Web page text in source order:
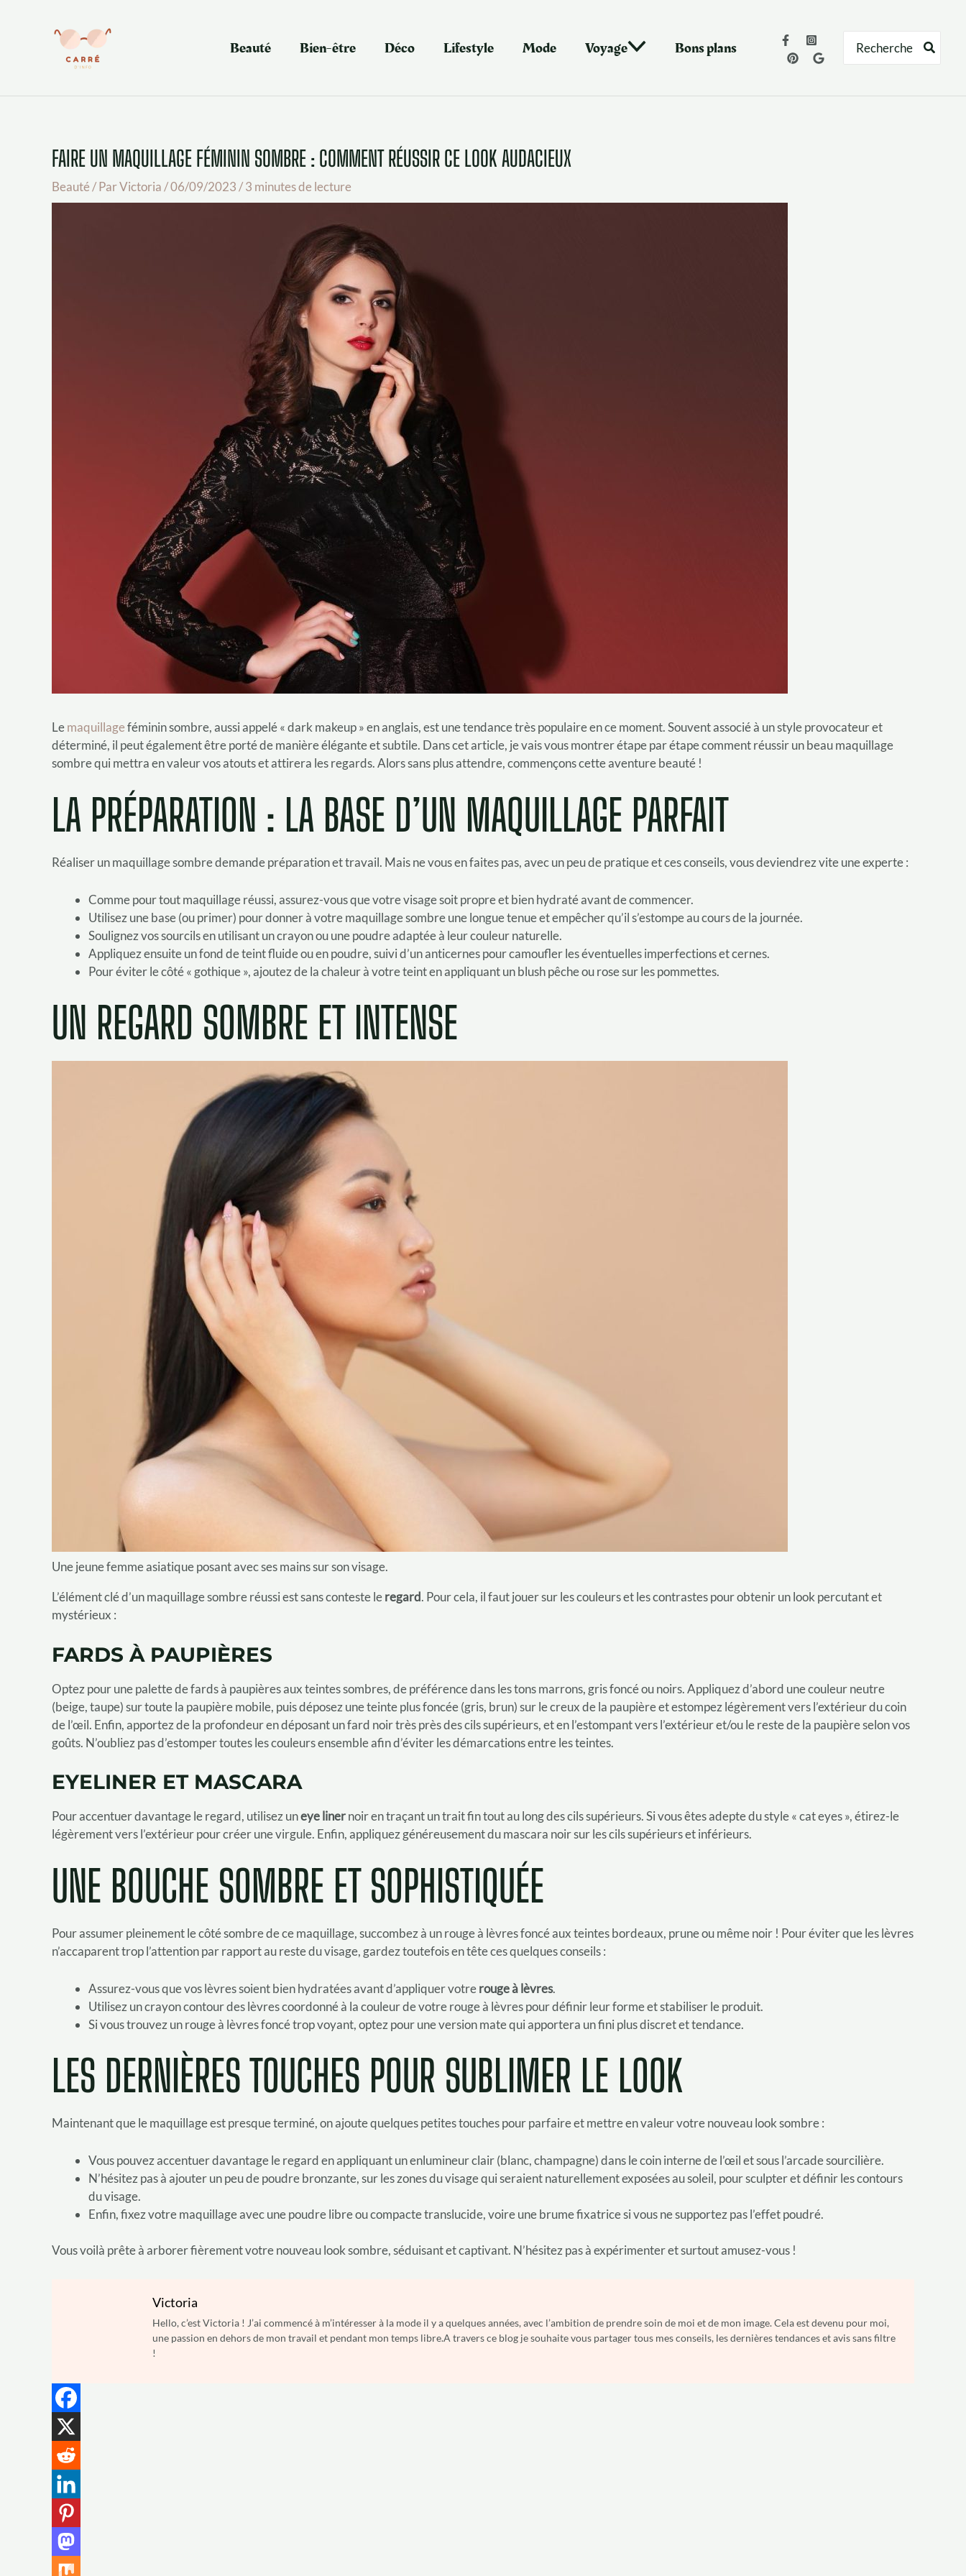
Beauté Bien-être Déco Lifestyle Mode Voyage Bons plans
FAIRE UN MAQUILLAGE FÉMININ SOMBRE : COMMENT RÉUSSIR CE LOOK AUDACIEUX
Beauté/ ParVictoria/06/09/2023/3 minutes de lecture
Lemaquillageféminin sombre, aussi appelé « dark makeup » en anglais, est une tendance très populaire en ce moment. Souvent associé à un style provocateur et
déterminé, il peut également être porté de manière élégante et subtile. Dans cet article, je vais vous montrer étape par étape comment réussir un beau maquillage
sombre qui mettra en valeur vos atouts et attirera les regards. Alors sans plus attendre, commençons cette aventure beauté !
LA PRÉPARATION : LA BASE D’UN MAQUILLAGE PARFAIT
Réaliser un maquillage sombre demande préparation et travail. Mais ne vous en faites pas, avec un peu de pratique et ces conseils, vous deviendrez vite une experte :
Comme pour tout maquillage réussi, assurez-vous que votre visage soit propre et bien hydraté avant de commencer.
Utilisez une base (ou primer) pour donner à votre maquillage sombre une longue tenue et empêcher qu’il s’estompe au cours de la journée.
Soulignez vos sourcils en utilisant un crayon ou une poudre adaptée à leur couleur naturelle.
Appliquez ensuite un fond de teint fluide ou en poudre, suivi d’un anticernes pour camoufler les éventuelles imperfections et cernes.
Pour éviter le côté « gothique », ajoutez de la chaleur à votre teint en appliquant un blush pêche ou rose sur les pommettes.
UN REGARD SOMBRE ET INTENSE
Une jeune femme asiatique posant avec ses mains sur son visage.
L’élément clé d’un maquillage sombre réussi est sans conteste leregard. Pour cela, il faut jouer sur les couleurs et les contrastes pour obtenir un look percutant et
mystérieux :
FARDS À PAUPIÈRES
Optez pour une palette de fards à paupières aux teintes sombres, de préférence dans les tons marrons, gris foncé ou noirs. Appliquez d’abord une couleur neutre
(beige, taupe) sur toute la paupière mobile, puis déposez une teinte plus foncée (gris, brun) sur le creux de la paupière et estompez légèrement vers l’extérieur du coin
de l’œil. Enfin, apportez de la profondeur en déposant un fard noir très près des cils supérieurs, et en l’estompant vers l’extérieur et/ou le reste de la paupière selon vos
goûts. N’oubliez pas d’estomper toutes les couleurs ensemble afin d’éviter les démarcations entre les teintes.
EYELINER ET MASCARA
Pour accentuer davantage le regard, utilisez uneye linernoir en traçant un trait fin tout au long des cils supérieurs. Si vous êtes adepte du style « cat eyes », étirez-le
légèrement vers l’extérieur pour créer une virgule. Enfin, appliquez généreusement du mascara noir sur les cils supérieurs et inférieurs.
UNE BOUCHE SOMBRE ET SOPHISTIQUÉE
Pour assumer pleinement le côté sombre de ce maquillage, succombez à un rouge à lèvres foncé aux teintes bordeaux, prune ou même noir ! Pour éviter que les lèvres
n’accaparent trop l’attention par rapport au reste du visage, gardez toutefois en tête ces quelques conseils :
Assurez-vous que vos lèvres soient bien hydratées avant d’appliquer votrerouge à lèvres.
Utilisez un crayon contour des lèvres coordonné à la couleur de votre rouge à lèvres pour définir leur forme et stabiliser le produit.
Si vous trouvez un rouge à lèvres foncé trop voyant, optez pour une version mate qui apportera un fini plus discret et tendance.
LES DERNIÈRES TOUCHES POUR SUBLIMER LE LOOK
Maintenant que le maquillage est presque terminé, on ajoute quelques petites touches pour parfaire et mettre en valeur votre nouveau look sombre :
Vous pouvez accentuer davantage le regard en appliquant un enlumineur clair (blanc, champagne) dans le coin interne de l’œil et sous l’arcade sourcilière.
N’hésitez pas à ajouter un peu de poudre bronzante, sur les zones du visage qui seraient naturellement exposées au soleil, pour sculpter et définir les contours
du visage.
Enfin, fixez votre maquillage avec une poudre libre ou compacte translucide, voire une brume fixatrice si vous ne supportez pas l’effet poudré.
Vous voilà prête à arborer fièrement votre nouveau look sombre, séduisant et captivant. N’hésitez pas à expérimenter et surtout amusez-vous !
Victoria
Hello, c’est Victoria ! J’ai commencé à m’intéresser à la mode il y a quelques années, avec l’ambition de prendre soin de moi et de mon image. Cela est devenu pour moi,
une passion en dehors de mon travail et pendant mon temps libre.A travers ce blog je souhaite vous partager tous mes conseils, les dernières tendances et avis sans filtre